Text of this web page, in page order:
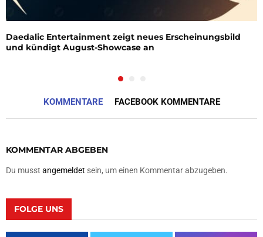
Daedalic Entertainment zeigt neues Erscheinungsbild
und kündigt August-Showcase an
KOMMENTARE FACEBOOK KOMMENTARE
KOMMENTAR ABGEBEN
Du musst angemeldet sein, um einen Kommentar abzugeben.
FOLGE UNS